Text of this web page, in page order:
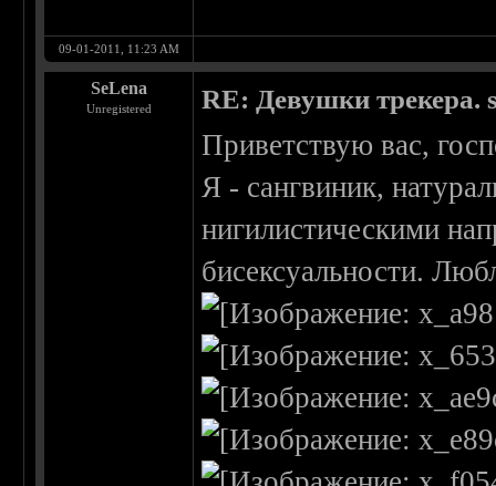
09-01-2011, 11:23 AM
SeLena
Unregistered RE: Девушки трекера.
Приветствую вас,
Я - сангвиник,
нигилистическими
бисексуальности.